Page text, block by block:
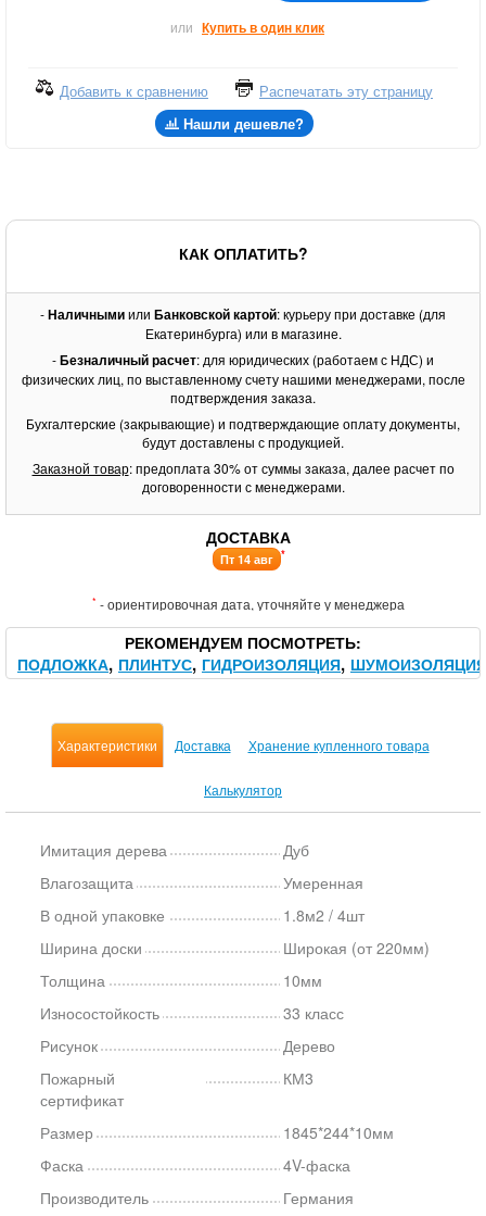
или Купить в один клик
Добавить к сравнению
Распечатать эту страницу
Нашли дешевле?
КАК ОПЛАТИТЬ?
-Наличнымиили Банковской картой: курьеру при доставке (для
Екатеринбурга) или в магазине.
-Безналичный расчет: для юридических (работаем с НДС) и
физических лиц, по выставленному счету нашими менеджерами, после
подтверждения заказа.
Бухгалтерские (закрывающие) и подтверждающие оплату документы,
будут доставлены с продукцией.
Заказной товар: предоплата 30% от суммы заказа, далее расчет по
договоренности с менеджерами.
ДОСТАВКА
Пт 14 авг *
* - ориентировочная дата, уточняйте у менеджера
РЕКОМЕНДУЕМ ПОСМОТРЕТЬ
ПОДЛОЖКА ПЛИНТУС ГИДРОИЗОЛЯЦИЯ ШУМОИЗОЛЯЦИЯ
Характеристики Доставка Хранение купленного товара
Калькулятор
Имитация дерева
Дуб
Влагозащита
Умеренная
В одной упаковке
1.8м2 / 4шт
Ширина доски
Широкая (от 220мм)
Толщина
10мм
Износостойкость
33 класс
Рисунок
Дерево
Пожарный
сертификат
КМ3
Размер
1845*244*10мм
Фаска
4V-фаска
Производитель
Германия